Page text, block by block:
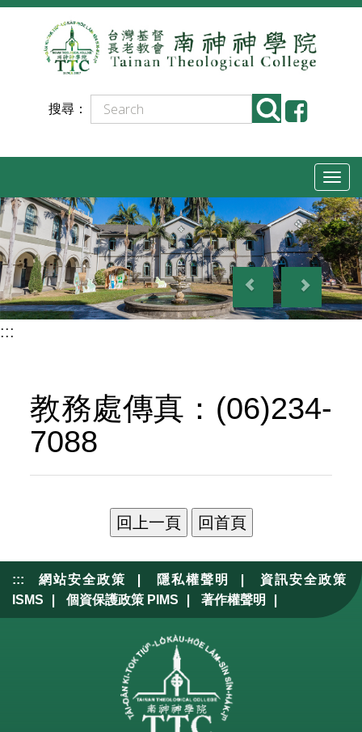
跳
搜尋：
T
o
g
g
l
e
t
P
r
e
s
e
x
:::
教務處傳真：(06)234-
7088
::: 網站安全政策 | 隱私權聲明 |
資訊安全政策
ISMS
| 個資保護政策 PIMS | 著作權聲明 |